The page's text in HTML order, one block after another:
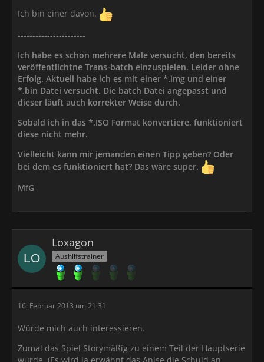
Ich bin einer davon.
-----------------------
Ich habe es schon mehrere Male versucht, den bereits
veröffentlichtne Trans-batch einzuspielen. Leider ohne
Erfolg. Aktuell habe ich es mit einer *.img und einer
*.bin Datei versucht. Die batch Datei angepasst und
dieser läuft auch korrekter Weise durch.
Sobald ich in das *.ISO Format konvertiere, funktioniert
diese nicht mehr.
Vielleicht kann mir jemanden einen Tipp geben? Oder
bei dem es funktioniert hat? Das wäre super.
MfG
Loxagon
Aushilfstrainer
16. Februar 2013 um 21:31
Würde mich auch interessieren.
Zumal das Spiel Storymäßig zu einem Teil der Hauptserie